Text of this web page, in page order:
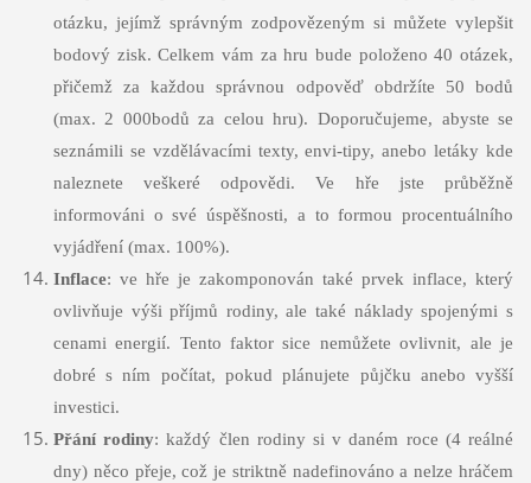
otázku, jejímž správným zodpovězeným si můžete vylepšit
bodový zisk. Celkem vám za hru bude položeno 40 otázek,
přičemž za každou správnou odpověď obdržíte 50 bodů
(max. 2 000bodů za celou hru). Doporučujeme, abyste se
seznámili se vzdělávacími texty, envi-tipy, anebo letáky kde
naleznete veškeré odpovědi. Ve hře jste průběžně
informováni o své úspěšnosti, a to formou procentuálního
vyjádření (max. 100%).
Inflace: ve hře je zakomponován také prvek inflace, který
ovlivňuje výši příjmů rodiny, ale také náklady spojenými s
cenami energií. Tento faktor sice nemůžete ovlivnit, ale je
dobré s ním počítat, pokud plánujete půjčku anebo vyšší
investici.
Přání rodiny: každý člen rodiny si v daném roce (4 reálné
dny) něco přeje, což je striktně nadefinováno a nelze hráčem